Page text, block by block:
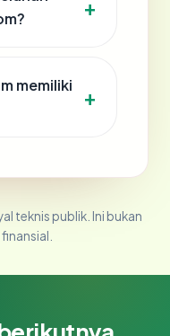
memiliki
teknis publik. Ini bukan